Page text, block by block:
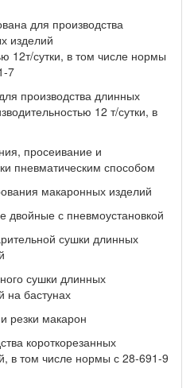
для производства
изделий
12т/сутки, в том числе нормы
7
производства длинных
12 т/сутки, в
просеивание и
пневматическим способом
макаронных изделий
двойные с пневмоустановкой
сушки длинных
сушки длинных
на бастунах
резки макарон
короткорезанных
в том числе нормы с 28-691-9